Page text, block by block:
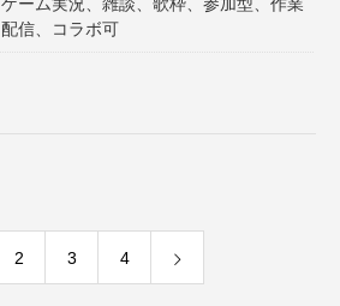
配信、コラボ可
2 3 4